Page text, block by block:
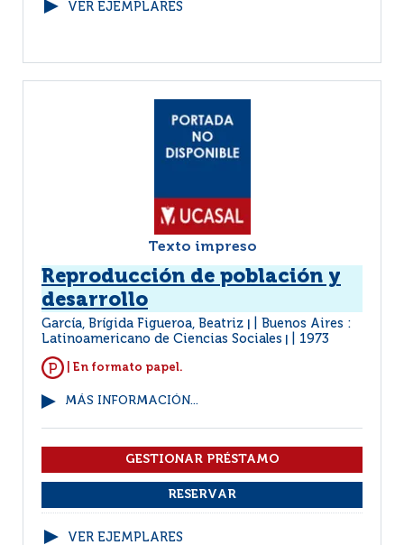
VER EJEMPLARES
Texto impreso
Reproducción de población y
desarrollo
García, Brígida Figueroa, Beatriz
Buenos Aires :
Latinoamericano de Ciencias Sociales
1973
| En formato papel.
MÁS INFORMACIÓN...
VER EJEMPLARES